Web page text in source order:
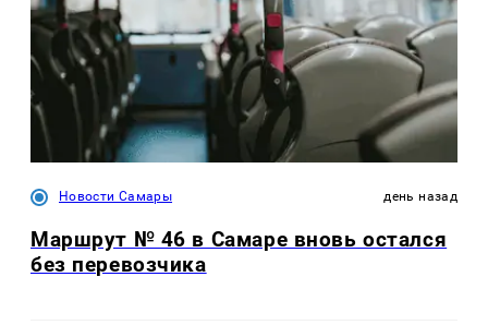
Новости Самары день назад
Маршрут № 46 в Самаре вновь остался
без перевозчика